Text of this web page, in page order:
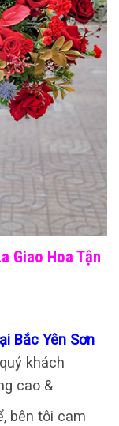
Giao Hoa Tận
Bắc Yên Sơn
khách
cao &
bên tôi cam